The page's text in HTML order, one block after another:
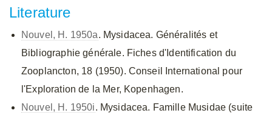
Literature
Nouvel, H. 1950a. Mysidacea. Généralités et
Bibliographie générale. Fiches d'Identification du
Zooplancton, 18 (1950). Conseil International pour
l'Exploration de la Mer, Kopenhagen.
Nouvel, H. 1950i. Mysidacea. Famille Musidae (suite